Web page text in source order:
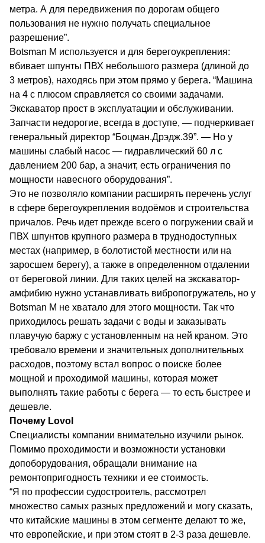
метра. А для передвижения по дорогам общего
пользования не нужно получать специальное
разрешение”.
Botsman М используется и для берегоукрепления:
вбивает шпунты ПВХ небольшого размера (длиной до
3 метров), находясь при этом прямо у берега. “Машина
на 4 с плюсом справляется со своими задачами.
Экскаватор прост в эксплуатации и обслуживании.
Запчасти недорогие, всегда в доступе, — подчеркивает
генеральный директор “Боцман.Дрэдж.39”. — Но у
машины слабый насос — гидравлический 60 л с
давлением 200 бар, а значит, есть ограничения по
мощности навесного оборудования”.
Это не позволяло компании расширять перечень услуг
в сфере берегоукрепления водоёмов и строительства
причалов. Речь идет прежде всего о погружении свай и
ПВХ шпунтов крупного размера в труднодоступных
местах (например, в болотистой местности или на
заросшем берегу), а также в определенном отдалении
от береговой линии. Для таких целей на экскаватор-
амфибию нужно устанавливать вибропогружатель, но у
Botsman М не хватало для этого мощности. Так что
приходилось решать задачи с воды и заказывать
плавучую баржу с установленным на ней краном. Это
требовало времени и значительных дополнительных
расходов, поэтому встал вопрос о поиске более
мощной и проходимой машины, которая может
выполнять такие работы с берега — то есть быстрее и
дешевле.
Почему Lovol
Специалисты компании внимательно изучили рынок.
Помимо проходимости и возможности установки
допоборудования, обращали внимание на
ремонтопригодность техники и ее стоимость.
“Я по профессии судостроитель, рассмотрел
множество самых разных предложений и могу сказать,
что китайские машины в этом сегменте делают то же,
что европейские, и при этом стоят в 2-3 раза дешевле.